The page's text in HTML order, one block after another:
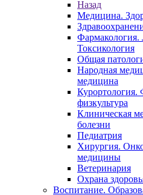
Назад
Медицина.
Фармакология.
Токсикология
Общая
Народная
медицина
Курортология.
физкультура
Клиническая
болезни
Педиатрия
Хирургия.
медицины
Ветеринария
Охрана
Воспитание.